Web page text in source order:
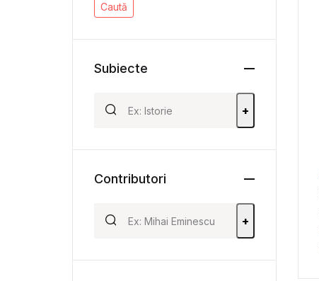
Caută
Subiecte
+
Contributori
+